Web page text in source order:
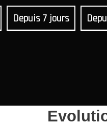
Depuis 7 jours